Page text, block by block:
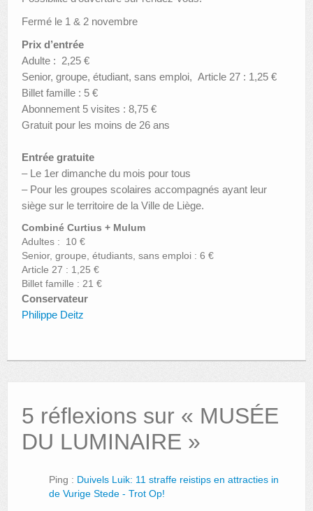
Fermé le 1 & 2 novembre
Prix d’entrée
Adulte : 2,25 €
Senior, groupe, étudiant, sans emploi, Article 27 : 1,25 €
Billet famille : 5 €
Abonnement 5 visites : 8,75 €
Gratuit pour les moins de 26 ans
Entrée gratuite
– Le 1er dimanche du mois pour tous
– Pour les groupes scolaires accompagnés ayant leur
siège sur le territoire de la Ville de Liège.
Combiné Curtius + Mulum
Adultes : 10 €
Senior, groupe, étudiants, sans emploi : 6 €
Article 27 : 1,25 €
Billet famille : 21 €
Conservateur
Philippe Deitz
5 réflexions sur « MUSÉE
DU LUMINAIRE »
Ping : Duivels Luik: 11 straffe reistips en attracties in
de Vurige Stede - Trot Op!